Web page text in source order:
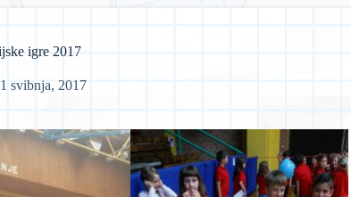
igre 2017
svibnja, 2017